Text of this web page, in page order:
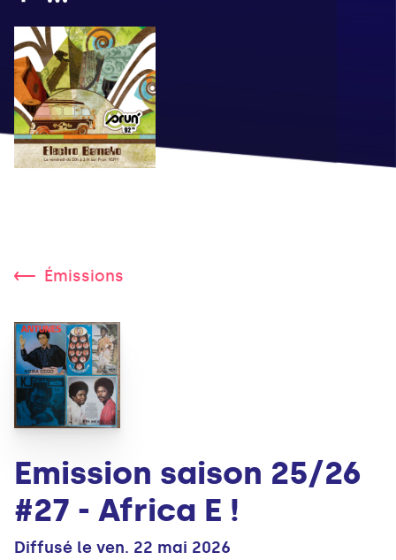
Émissions
Emission saison 25/26
#27 - Africa E !
Diffusé le ven. 22 mai 2026